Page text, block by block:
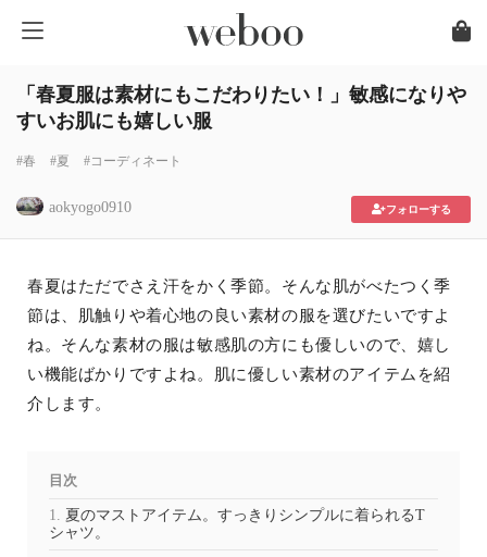
「春夏服は素材にもこだわりたい！」敏感になりや
すいお肌にも嬉しい服
#春 #夏 #コーディネート
aokyogo0910 フォローする
春夏はただでさえ汗をかく季節。そんな肌がべたつく季
節は、肌触りや着心地の良い素材の服を選びたいですよ
ね。そんな素材の服は敏感肌の方にも優しいので、嬉し
い機能ばかりですよね。肌に優しい素材のアイテムを紹
介します。
目次
夏のマストアイテム。すっきりシンプルに着られるT
シャツ。